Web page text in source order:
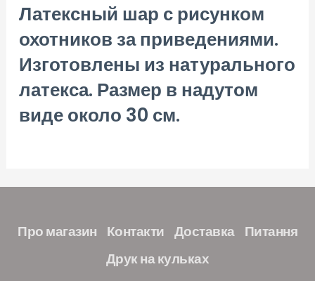
Латексный шар с рисунком
охотников за приведениями.
Изготовлены из натурального
латекса. Размер в надутом
виде около 30 см.
Про магазин Контакти Доставка Питання
Друк на кульках